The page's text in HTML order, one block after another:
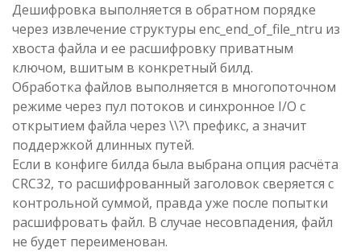
Дешифровка выполняется в обратном порядке
через извлечение структуры enc_end_of_file_ntru из
хвоста файла и ее расшифровку приватным
ключом, вшитым в конкретный билд.
Обработка файлов выполняется в многопоточном
режиме через пул потоков и синхронное I/O с
открытием файла через \\?\ префикс, а значит
поддержкой длинных путей.
Если в конфиге билда была выбрана опция расчёта
CRC32, то расшифрованный заголовок сверяется с
контрольной суммой, правда уже после попытки
расшифровать файл. В случае несовпадения, файл
не будет переименован.